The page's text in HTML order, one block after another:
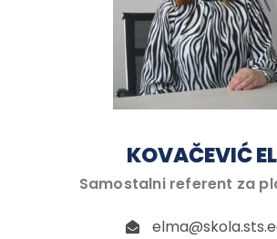
KOVAČEVIĆ
Samostalni referent za